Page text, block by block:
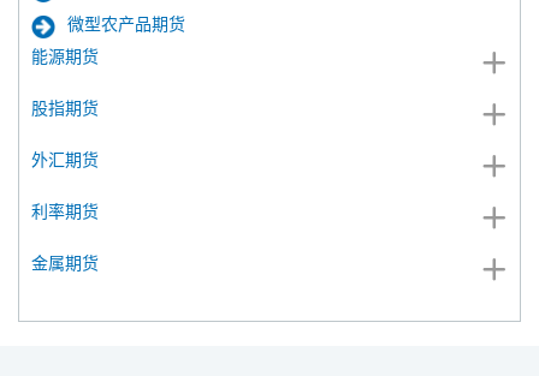
微型农产品期货
能源期货
股指期货
外汇期货
利率期货
金属期货